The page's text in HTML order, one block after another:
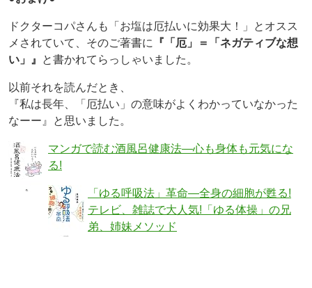
ドクターコパさんも「お塩は厄払いに効果大！」とオスス
メされていて、そのご著書に
『「厄」＝「ネガティブな想
い」』
と書かれてらっしゃいました。
以前それを読んだとき、
『私は長年、「厄払い」の意味がよくわかっていなかった
なーー』と思いました。
マンガで読む酒風呂健康法―心も身体も元気にな
る!
「ゆる呼吸法」革命―全身の細胞が甦る!
テレビ、雑誌で大人気!「ゆる体操」の兄
弟、姉妹メソッド